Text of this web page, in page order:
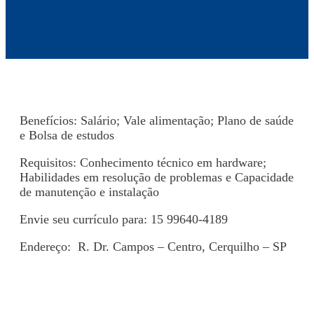
Benefícios: Salário; Vale alimentação; Plano de saúde
e Bolsa de estudos
Requisitos: Conhecimento técnico em hardware;
Habilidades em resolução de problemas e Capacidade
de manutenção e instalação
Envie seu currículo para: 15 99640-4189
Endereço: R. Dr. Campos – Centro, Cerquilho – SP